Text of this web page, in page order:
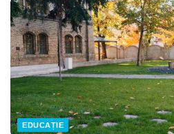
EDUCAȚIE